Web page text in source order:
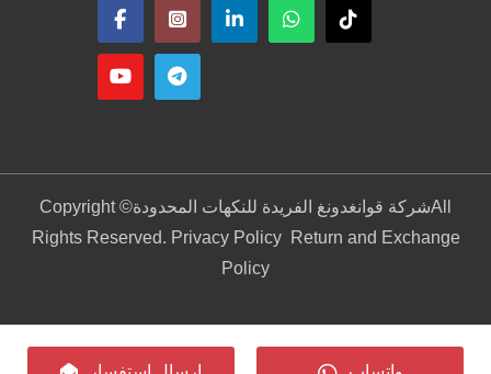
Copyright ©شركة قوانغدونغ الفريدة للنكهات المحدودةAll
Rights Reserved. Privacy Policy
Return and Exchange
Policy